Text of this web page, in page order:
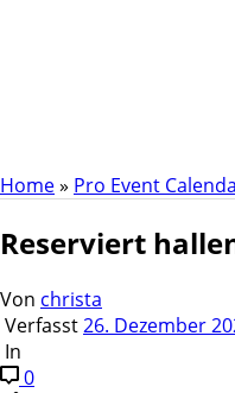
Home» Pro Event
Reserviert
Von christa
Verfasst26. Dezember
In
0